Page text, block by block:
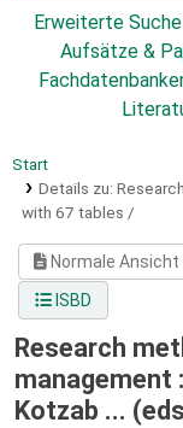
Erweiterte Suche
Aufsätze &
Start
Details zu:
with 67 tables /
Normale Ansicht
ISBD
Research
management
Kotzab ...